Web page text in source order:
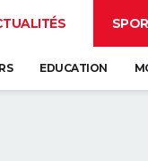
EDUCATION